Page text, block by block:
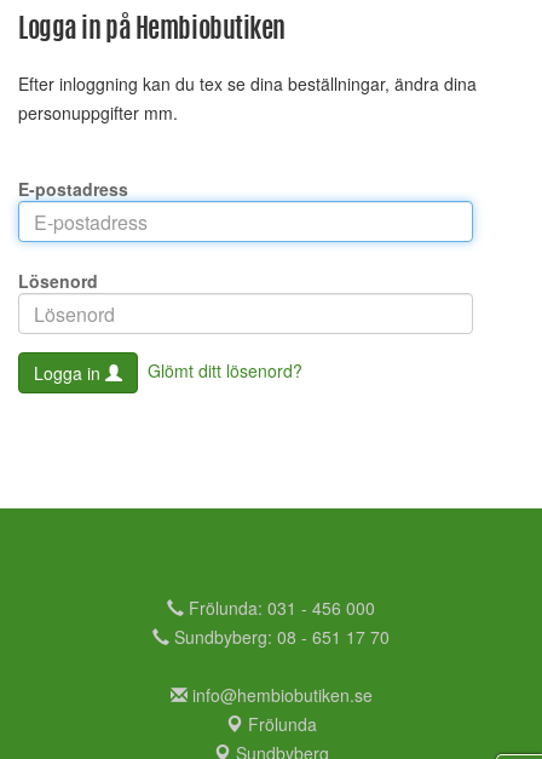
Logga in på Hembiobutiken
Efter inloggning kan du tex se dina beställningar, ändra dina
personuppgifter mm.
E-postadress
Lösenord
Logga in Glömt ditt lösenord?
Frölunda: 031 - 456 000
Sundbyberg: 08 - 651 17 70
info@hembiobutiken.se
Frölunda
Sundbyberg